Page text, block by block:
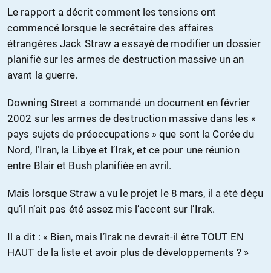
Le rapport a décrit comment les tensions ont
commencé lorsque le secrétaire des affaires
étrangères Jack Straw a essayé de modifier un dossier
planifié sur les armes de destruction massive un an
avant la guerre.
Downing Street a commandé un document en février
2002 sur les armes de destruction massive dans les «
pays sujets de préoccupations » que sont la Corée du
Nord, l’Iran, la Libye et l’Irak, et ce pour une réunion
entre Blair et Bush planifiée en avril.
Mais lorsque Straw a vu le projet le 8 mars, il a été déçu
qu’il n’ait pas été assez mis l’accent sur l’Irak.
Il a dit : « Bien, mais l’Irak ne devrait-il être TOUT EN
HAUT de la liste et avoir plus de développements ? »